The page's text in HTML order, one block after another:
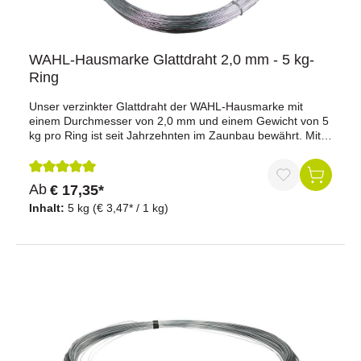
WAHL-Hausmarke Glattdraht 2,0 mm - 5 kg-
Ring
Unser verzinkter Glattdraht der WAHL-Hausmarke mit
einem Durchmesser von 2,0 mm und einem Gewicht von 5
kg pro Ring ist seit Jahrzehnten im Zaunbau bewährt. Mit
Stromabgabe bei Tierberührung und ist ideal für
verschiedene Zauninstallationen geeignet.Vorteile auf
einen Blick:Bewährte Qualität: Seit Jahrzehnten im
Zaunbau erfolgreich im Einsatz.Optimale Stromabgabe:
verzinktWarum der WAHL-Hausmarke Glattdraht?
Hervorragende Leitfähigkeit: Sorgt für eine optimale
Stromabgabe bei Tierberührung.Robust und langlebig:
Durchschnittliche Bewertung von 5 von 5 Sternen
Inhalt: 5 kg (€ 3,47* / 1 kg)
Ab € 17,35*